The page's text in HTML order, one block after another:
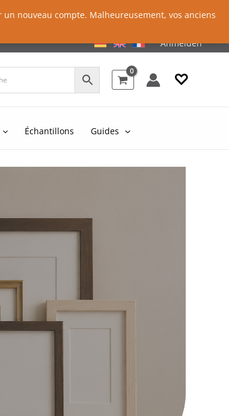
nouveau compte. Malheureusement, vos anciens
Anmelden
♡
Échantillons Guides